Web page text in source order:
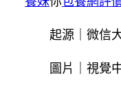
起源｜微信大
圖片｜視覺